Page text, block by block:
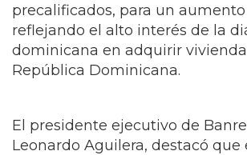
precalificados, para un aumento
reflejando el alto interés de la
dominicana en adquirir
República Dominicana.
El presidente ejecutivo de
Leonardo Aguilera, destacó que